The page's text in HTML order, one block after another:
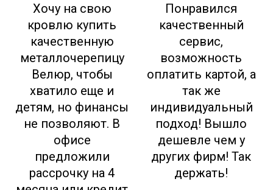
Хочу на свою
кровлю купить
качественную
металлочерепицу
Велюр, чтобы
хватило еще и
детям, но финансы
не позволяют. В
офисе
предложили
рассрочку на 4
Понравился
качественный
сервис,
возможность
оплатить картой, а
так же
индивидуальный
подход! Вышло
дешевле чем у
других фирм! Так
держать!